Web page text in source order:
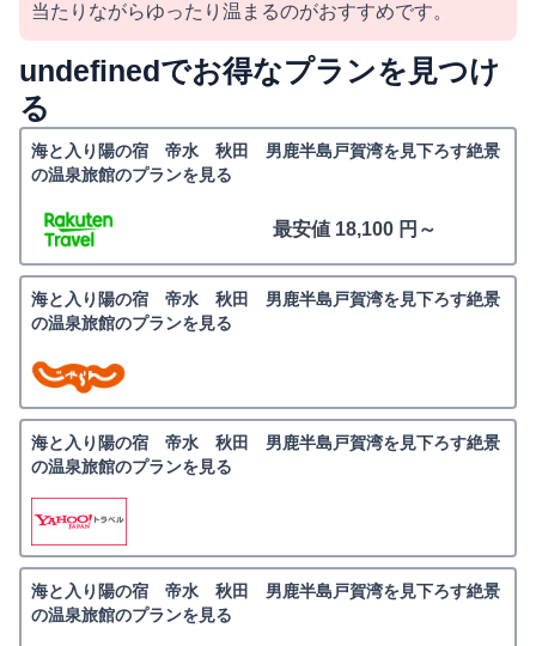
当たりながらゆったり温まるのがおすすめです。
undefinedでお得なプランを見つけ
る
海と入り陽の宿 帝水 秋田 男鹿半島戸賀湾を見下ろす絶景
の温泉旅館のプランを見る
最安値 18,100 円～
海と入り陽の宿 帝水 秋田 男鹿半島戸賀湾を見下ろす絶景
の温泉旅館のプランを見る
海と入り陽の宿 帝水 秋田 男鹿半島戸賀湾を見下ろす絶景
の温泉旅館のプランを見る
海と入り陽の宿 帝水 秋田 男鹿半島戸賀湾を見下ろす絶景
の温泉旅館のプランを見る